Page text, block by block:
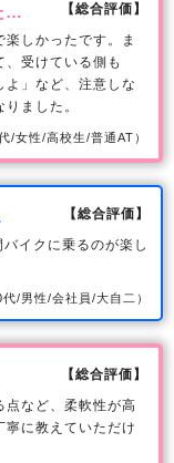
…
【総合評価】
しかったです。ま
受けている側も
よ」など、注意しな
ました。
/女性/高校生/普通AT）
【総合評価】
イクに乗るのが楽し
/男性/会社員/大自二）
【総合評価】
点など、柔軟性が高
寧に教えていただけ